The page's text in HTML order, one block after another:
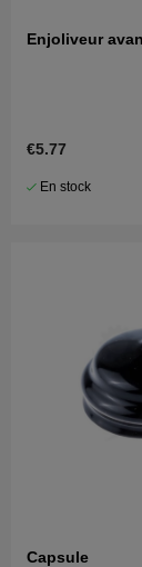
Enjoliveur
€5.77
En stock
Capsule